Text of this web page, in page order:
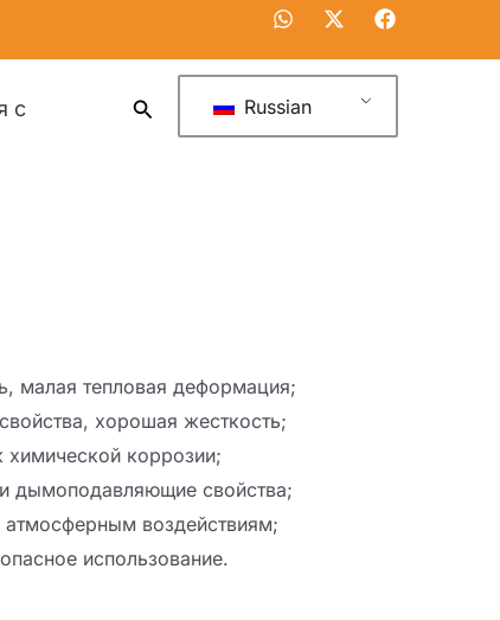
с Russian
малая тепловая деформация;
хорошая жесткость;
коррозии;
дымоподавляющие свойства;
атмосферным воздействиям;
использование.